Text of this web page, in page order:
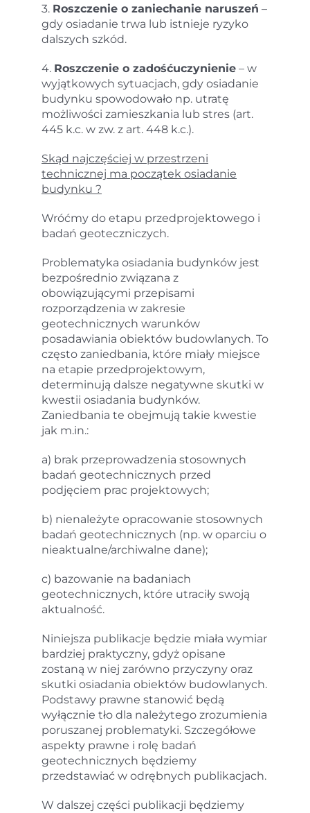
3. Roszczenie o zaniechanie naruszeń –
gdy osiadanie trwa lub istnieje ryzyko
dalszych szkód.
4. Roszczenie o zadośćuczynienie– w
wyjątkowych sytuacjach, gdy osiadanie
budynku spowodowało np. utratę
możliwości zamieszkania lub stres (art.
445 k.c. w zw. z art. 448 k.c.).
Skąd najczęściej w przestrzeni
technicznej ma początek osiadanie
budynku ?
Wróćmy do etapu przedprojektowego i
badań geoteczniczych.
Problematyka osiadania budynków jest
bezpośrednio związana z
obowiązującymi przepisami
rozporządzenia w zakresie
geotechnicznych warunków
posadawiania obiektów budowlanych. To
często zaniedbania, które miały miejsce
na etapie przedprojektowym,
determinują dalsze negatywne skutki w
kwestii osiadania budynków.
Zaniedbania te obejmują takie kwestie
jak m.in.:
a) brak przeprowadzenia stosownych
badań geotechnicznych przed
podjęciem prac projektowych;
b) nienależyte opracowanie stosownych
badań geotechnicznych (np. w oparciu o
nieaktualne/archiwalne dane);
c) bazowanie na badaniach
geotechnicznych, które utraciły swoją
aktualność.
Niniejsza publikacje będzie miała wymiar
bardziej praktyczny, gdyż opisane
zostaną w niej zarówno przyczyny oraz
skutki osiadania obiektów budowlanych.
Podstawy prawne stanowić będą
wyłącznie tło dla należytego zrozumienia
poruszanej problematyki. Szczegółowe
aspekty prawne i rolę badań
geotechnicznych będziemy
przedstawiać w odrębnych publikacjach.
W dalszej części publikacji będziemy